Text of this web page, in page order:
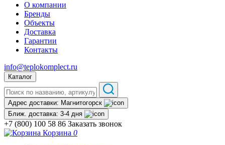
О компании
Бренды
Объекты
Доставка
Гарантии
Контакты
info@teplokomplect.ru
Каталог
Адрес доставки: Магнитогорск
Ближ. доставка: 3-4 дня
+7 (800) 100 58 86 Заказать звонок
Корзина 0